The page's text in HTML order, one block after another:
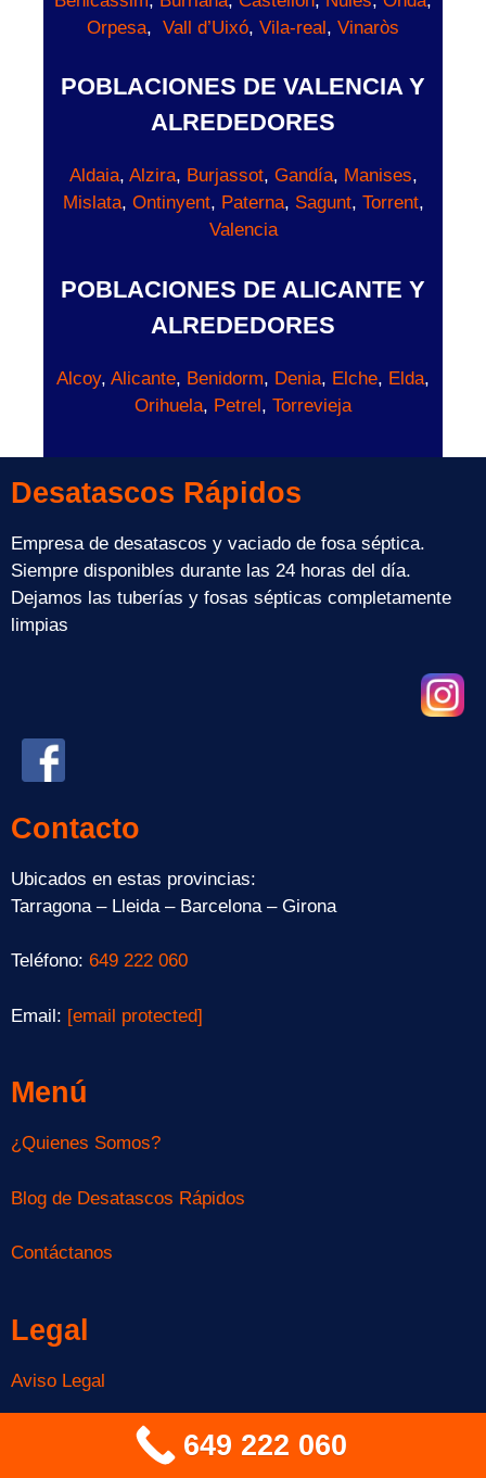
Orpesa, Vall d’Uixó, Vila-real, Vinaròs
POBLACIONES DE VALENCIA Y
ALREDEDORES
Aldaia, Alzira, Burjassot, Gandía, Manises,
Mislata, Ontinyent, Paterna, Sagunt, Torrent,
Valencia
POBLACIONES DE ALICANTE Y
ALREDEDORES
Alcoy, Alicante, Benidorm, Denia, Elche, Elda,
Orihuela, Petrel, Torrevieja
Desatascos Rápidos
Empresa de desatascos y vaciado de fosa séptica.
Siempre disponibles durante las 24 horas del día.
Dejamos las tuberías y fosas sépticas completamente
limpias
Contacto
Ubicados en estas provincias:
Tarragona – Lleida – Barcelona – Girona
Teléfono: 649 222 060
Email: [email protected]
Menú
¿Quienes Somos?
Blog de Desatascos Rápidos
Contáctanos
Legal
Aviso Legal
Política de Privacidad649 222 060